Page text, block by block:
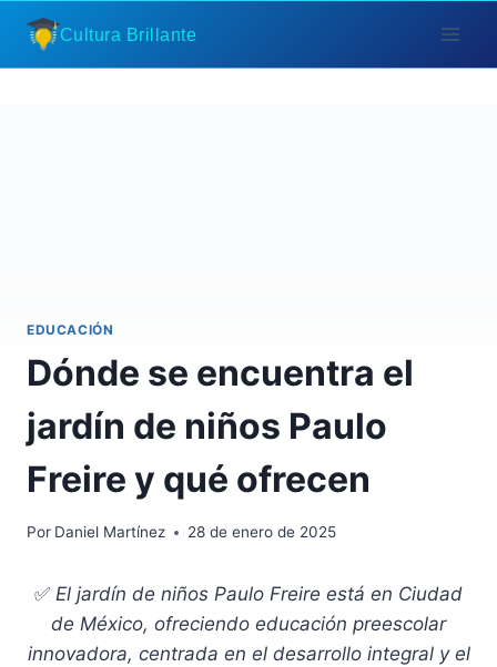
Saltar
contenido
Cultura Brillante
EDUCACIÓN
Dónde se encuentra el
jardín de niños Paulo
Freire y qué ofrecen
Por Daniel Martínez 28 de enero de 2025
✅ El jardín de niños Paulo Freire está en Ciudad
de México, ofreciendo educación preescolar
innovadora, centrada en el desarrollo integral y el